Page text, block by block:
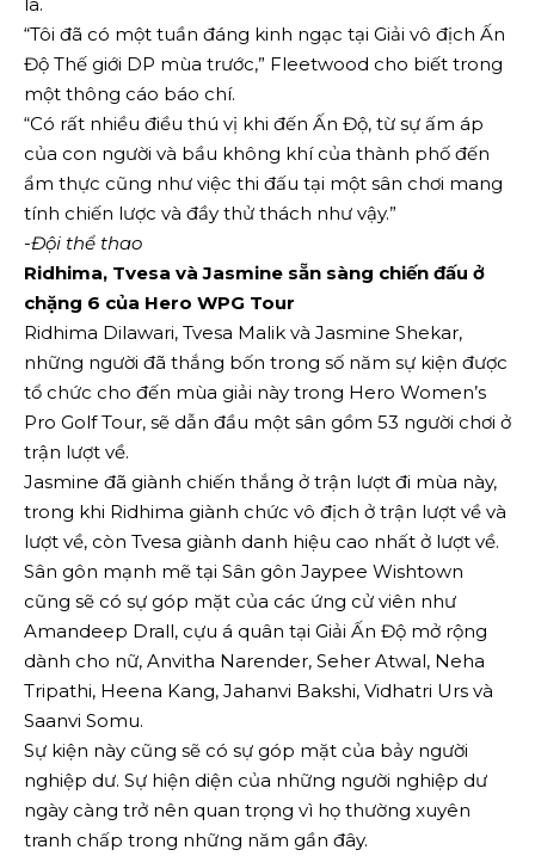
“Tôi đã có một tuần đáng kinh ngạc tại Giải vô địch Ấn
Độ Thế giới DP mùa trước,” Fleetwood cho biết trong
một thông cáo báo chí.
“Có rất nhiều điều thú vị khi đến Ấn Độ, từ sự ấm áp
của con người và bầu không khí của thành phố đến
ẩm thực cũng như việc thi đấu tại một sân chơi mang
tính chiến lược và đầy thử thách như vậy.”
-Đội thể thao
Ridhima, Tvesa và Jasmine sẵn sàng chiến đấu ở
chặng 6 của Hero WPG Tour
Ridhima Dilawari, Tvesa Malik và Jasmine Shekar,
những người đã thắng bốn trong số năm sự kiện được
tổ chức cho đến mùa giải này trong Hero Women’s
Pro Golf Tour, sẽ dẫn đầu một sân gồm 53 người chơi ở
trận lượt về.
Jasmine đã giành chiến thắng ở trận lượt đi mùa này,
trong khi Ridhima giành chức vô địch ở trận lượt về và
lượt về, còn Tvesa giành danh hiệu cao nhất ở lượt về.
Sân gôn mạnh mẽ tại Sân gôn Jaypee Wishtown
cũng sẽ có sự góp mặt của các ứng cử viên như
Amandeep Drall, cựu á quân tại Giải Ấn Độ mở rộng
dành cho nữ, Anvitha Narender, Seher Atwal, Neha
Tripathi, Heena Kang, Jahanvi Bakshi, Vidhatri Urs và
Saanvi Somu.
Sự kiện này cũng sẽ có sự góp mặt của bảy người
nghiệp dư. Sự hiện diện của những người nghiệp dư
ngày càng trở nên quan trọng vì họ thường xuyên
tranh chấp trong những năm gần đây.